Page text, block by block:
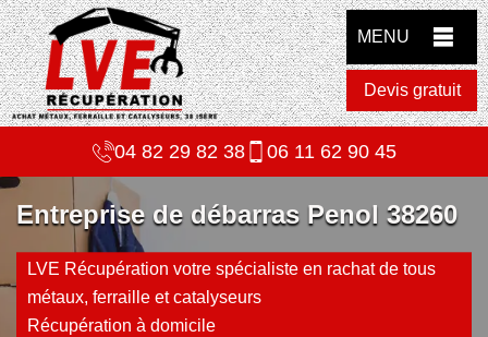
MENU
Devis gratuit
04 82 29 82 38 06 11 62 90 45
Entreprise de débarras Penol 38260
LVE Récupération votre spécialiste en rachat de tous
métaux, ferraille et catalyseurs
Récupération à domicile